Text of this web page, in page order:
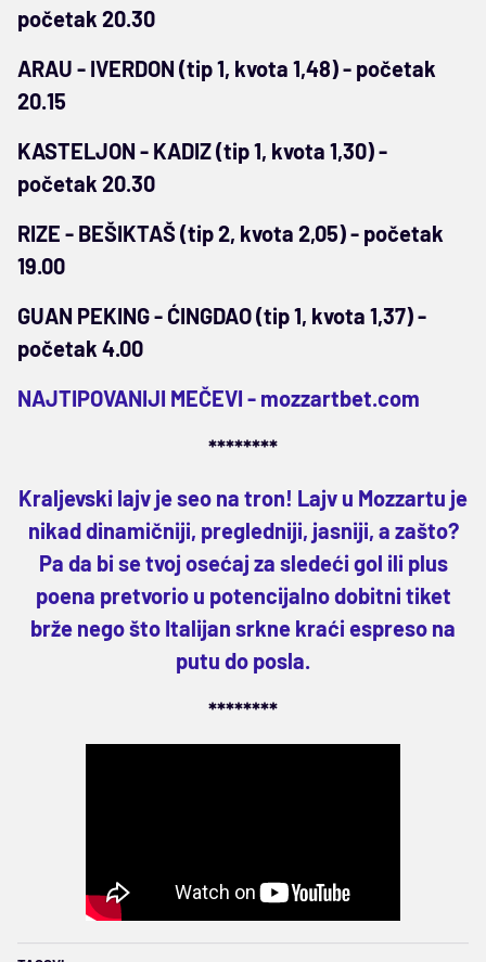
početak 20.30
ARAU - IVERDON (tip 1, kvota 1,48) - početak
20.15
KASTELJON - KADIZ (tip 1, kvota 1,30) -
početak 20.30
RIZE - BEŠIKTAŠ (tip 2, kvota 2,05) - početak
19.00
GUAN PEKING - ĆINGDAO (tip 1, kvota 1,37) -
početak 4.00
NAJTIPOVANIJI MEČEVI - mozzartbet.com
********
Kraljevski lajv je seo na tron! Lajv u Mozzartu je
nikad dinamičniji, pregledniji, jasniji, a zašto?
Pa da bi se tvoj osećaj za sledeći gol ili plus
poena pretvorio u potencijalno dobitni tiket
brže nego što Italijan srkne kraći espreso na
putu do posla.
********